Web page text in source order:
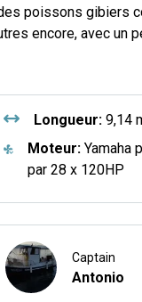
poissons gibiers
encore, avec un
Longueur:9,14
Moteur: Yamaha
par 28 x 120HP
Captain
Antonio